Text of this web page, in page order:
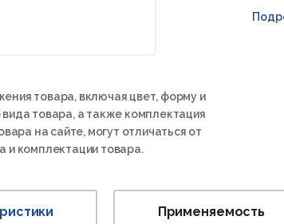
товара, включая цвет, форму и
товара, а также комплектация
на сайте, могут отличаться от
и комплектации товара.
Применяемость